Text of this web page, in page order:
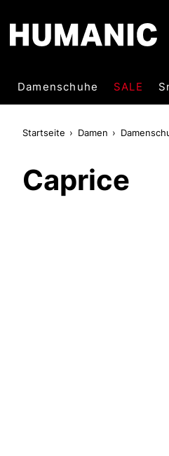
Damenschuhe SALE
Startseite Damen
Caprice